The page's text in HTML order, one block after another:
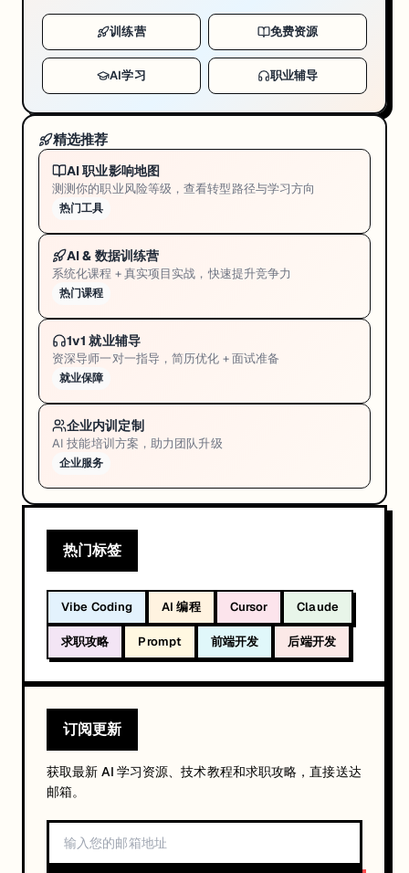
训练营 免费资源
AI学习 职业辅导
精选推荐
AI 职业影响地图
测测你的职业风险等级，查看转型路径与学习方向
热门工具
AI & 数据训练营
系统化课程 + 真实项目实战，快速提升竞争力
热门课程
1v1 就业辅导
资深导师一对一指导，简历优化 + 面试准备
就业保障
企业内训定制
AI 技能培训方案，助力团队升级
企业服务
热门标签
Vibe Coding AI 编程 Cursor Claude
求职攻略 Prompt 前端开发 后端开发
订阅更新
获取最新 AI 学习资源、技术教程和求职攻略，直接送达
邮箱。